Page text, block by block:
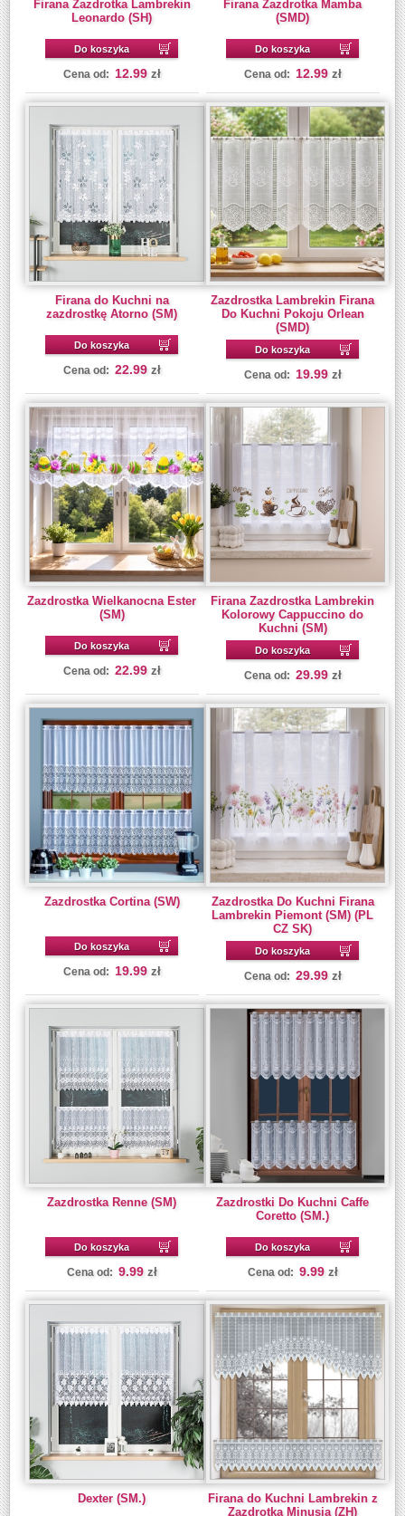
Firana Zazdrotka Lambrekin
Leonardo (SH)
Do koszyka
Cena od: 12.99 zł
Firana Zazdrotka Mamba
(SMD)
Do koszyka
Cena od: 12.99 zł
Firana do Kuchni na
zazdrostkę Atorno (SM)
Do koszyka
Cena od: 22.99 zł
Zazdrostka Lambrekin Firana
Do Kuchni Pokoju Orlean
(SMD)
Do koszyka
Cena od: 19.99 zł
Zazdrostka Wielkanocna Ester
(SM)
Do koszyka
Cena od: 22.99 zł
Firana Zazdrostka Lambrekin
Kolorowy Cappuccino do
Kuchni (SM)
Do koszyka
Cena od: 29.99 zł
Zazdrostka Cortina (SW)
Do koszyka
Cena od: 19.99 zł
Zazdrostka Do Kuchni Firana
Lambrekin Piemont (SM) (PL
CZ SK)
Do koszyka
Cena od: 29.99 zł
Zazdrostka Renne (SM)
Do koszyka
Cena od: 9.99 zł
Zazdrostki Do Kuchni Caffe
Coretto (SM.)
Do koszyka
Cena od: 9.99 zł
Dexter (SM.)
Firana do Kuchni Lambrekin z
Zazdrotką Minusia (ZH)